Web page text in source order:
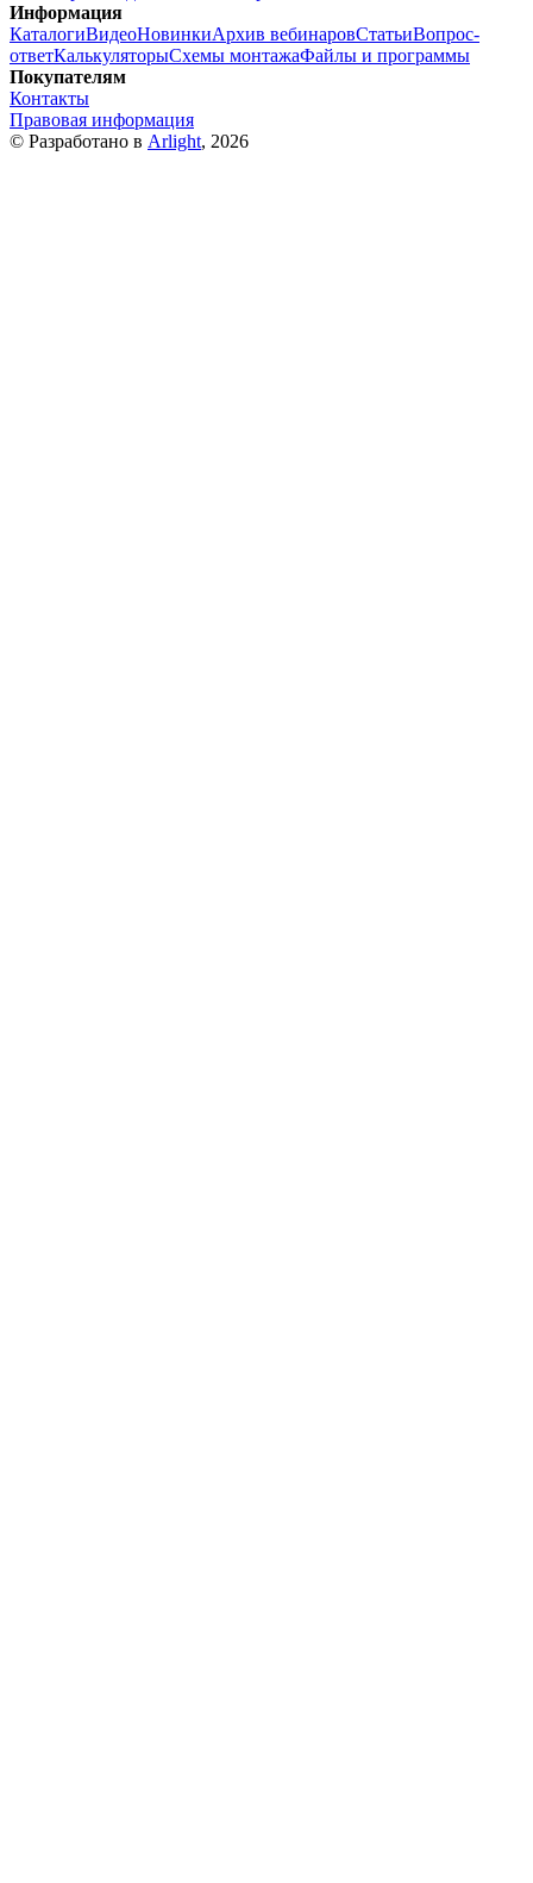
Информация
КаталогиВидеоНовинкиАрхив вебинаровСтатьиВопрос-
ответКалькуляторыСхемы монтажаФайлы и программы
Покупателям
Контакты
Правовая информация
© Разработано в Arlight, 2026